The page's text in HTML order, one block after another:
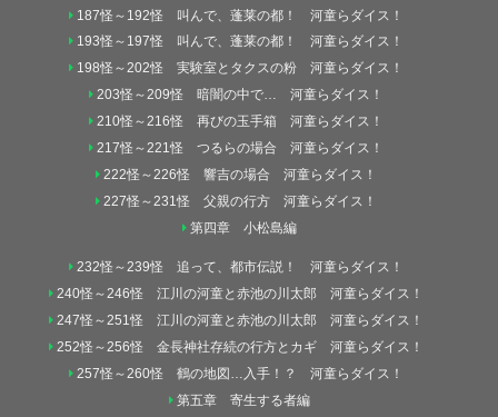
187怪～192怪 叫んで、蓬莱の都！ 河童らダイス！
193怪～197怪 叫んで、蓬莱の都！ 河童らダイス！
198怪～202怪 実験室とタクスの粉 河童らダイス！
203怪～209怪 暗闇の中で… 河童らダイス！
210怪～216怪 再びの玉手箱 河童らダイス！
217怪～221怪 つるらの場合 河童らダイス！
222怪～226怪 響吉の場合 河童らダイス！
227怪～231怪 父親の行方 河童らダイス！
第四章 小松島編
232怪～239怪 追って、都市伝説！ 河童らダイス！
240怪～246怪 江川の河童と赤池の川太郎 河童らダイス！
247怪～251怪 江川の河童と赤池の川太郎 河童らダイス！
252怪～256怪 金長神社存続の行方とカギ 河童らダイス！
257怪～260怪 鶴の地図…入手！？ 河童らダイス！
第五章 寄生する者編